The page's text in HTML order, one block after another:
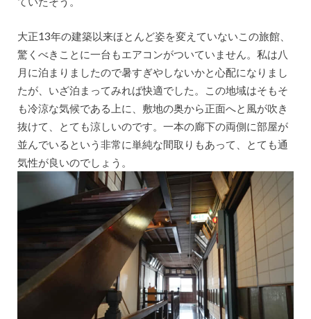
大正13年の建築以来ほとんど姿を変えていないこの旅館、
驚くべきことに一台もエアコンがついていません。私は八
月に泊まりましたので暑すぎやしないかと心配になりまし
たが、いざ泊まってみれば快適でした。この地域はそもそ
も冷涼な気候である上に、敷地の奥から正面へと風が吹き
抜けて、とても涼しいのです。一本の廊下の両側に部屋が
並んでいるという非常に単純な間取りもあって、とても通
気性が良いのでしょう。